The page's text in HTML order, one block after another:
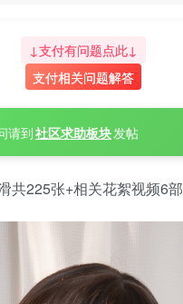
↓支付有问题点此↓
支付相关问题解答
请到社区求助板块发帖
共225张+相关花絮视频6部